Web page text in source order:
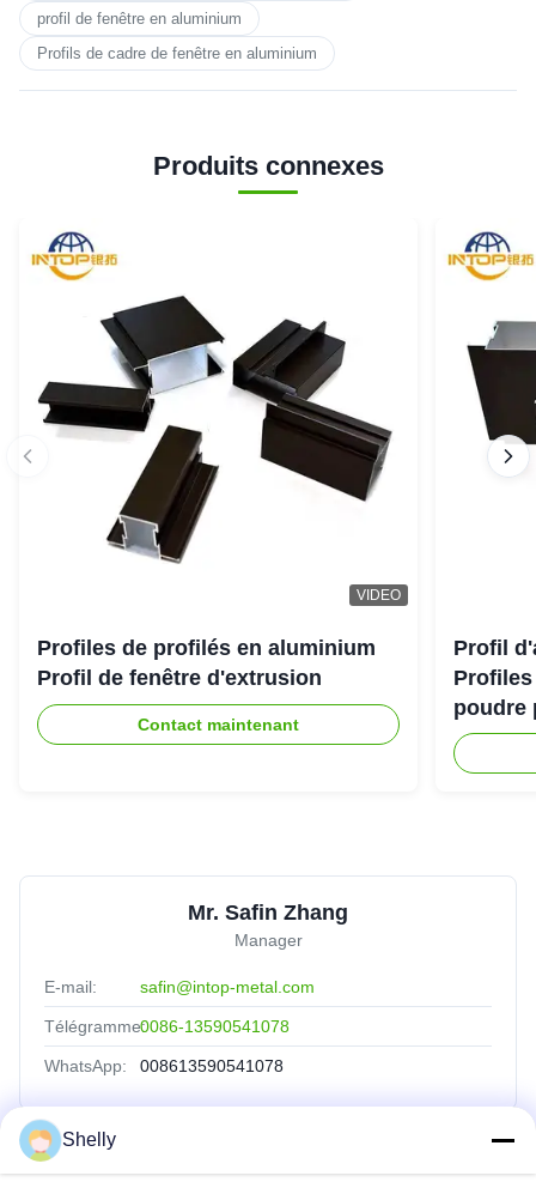
profil de fenêtre en aluminium
Profils de cadre de fenêtre en aluminium
Produits connexes
VIDEO
Profiles de profilés en aluminium
Profil de fenêtre d'extrusion
Contact maintenant
Profil
poudre
Mr. Safin Zhang
Manager
E-mail: safin@intop-metal.com
Télégramme:0086-13590541078
WhatsApp: 008613590541078
Shelly